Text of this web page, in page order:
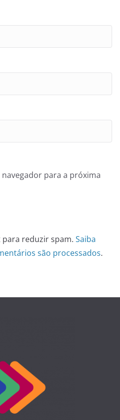
para a próxima
para reduzir spam. Saiba
são processados.